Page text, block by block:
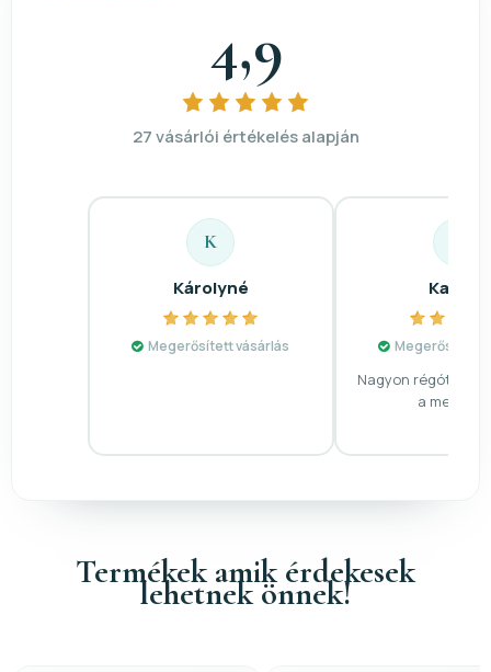
4,9
27 vásárlói értékelés alapján
K
Károlyné
Megerősített vásárlás
Katalin
Megerősített
Nagyon régóta
a
Termékek amik érdekesek
lehetnek önnek!